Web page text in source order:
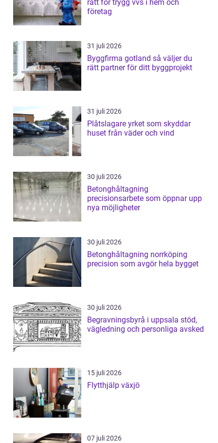
rätt för trygg vvs i hem och
företag
31 juli 2026
Byggfirma gotland så väljer du
rätt partner för ditt byggprojekt
31 juli 2026
Plåtslagare yrket som skyddar
huset från väder och vind
30 juli 2026
Betonghåltagning
precisionsarbete som öppnar upp
nya möjligheter
30 juli 2026
Betonghåltagning norrköping
precision som avgör hela bygget
30 juli 2026
Begravningsbyrå i uppsala stöd,
vägledning och personliga avsked
15 juli 2026
Flytthjälp växjö
07 juli 2026